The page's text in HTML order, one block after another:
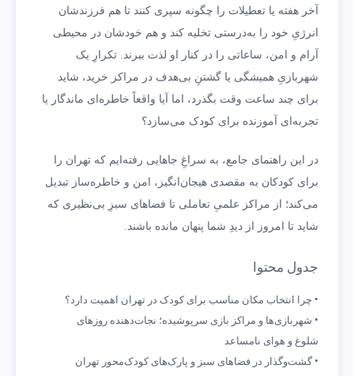
آخر هفته یا تعطیلات را چگونه سپری کنند تا هم فرزندشان
انرژیِ خود را به‌درستی تخلیه کند و هم خودشان در محیطی
آرام و امن، ساعاتی را در کنار او لذت ببرند. تکرارِ یک
شهربازیِ همیشگی یا گشتنِ بی‌هدف در مراکز خرید، شاید
برای چند ساعت وقت بگذرد، اما آیا واقعاً خاطره‌ای ماندگار یا
تجربه‌ای آموزنده برای کودک می‌سازد؟
در این راهنمای جامع، به سراغِ جاهایی رفته‌ایم که تهران را
برای کودکان به مقصدی هیجان‌انگیز، امن و خاطره‌ساز تبدیل
می‌کند؛ از مراکز علمیِ تعاملی تا فضاهای سبزِ بی‌نظیری که
شاید تا امروز از دیدِ شما پنهان مانده باشند.
جدول محتوا
چرا انتخاب مکان مناسب برای کودک در تهران اهمیت دارد؟
شهربازی‌ها و مراکز بازی سرپوشیده؛ نجات‌دهنده روزهای
شلوغ و هوای نامساعد
گشت‌وگذار در فضاهای سبز و پارک‌های کودک‌محور تهران